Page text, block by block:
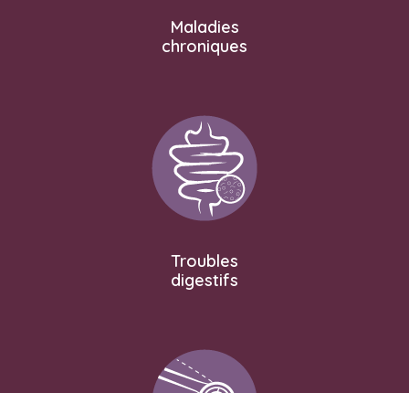
Maladies
chroniques
Troubles
digestifs